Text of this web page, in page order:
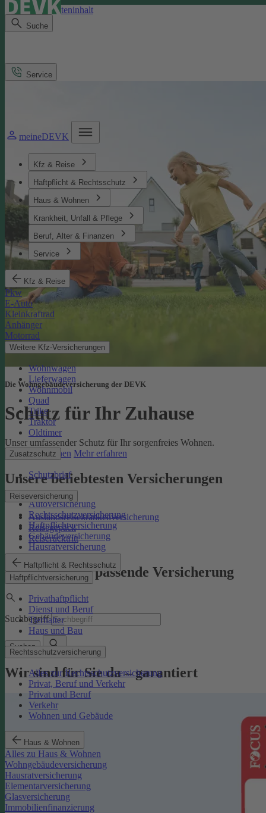
Direkt zum Seiteninhalt
Suche
meineDEVK
Kfz & Reise
Haftpflicht & Rechtsschutz
Haus & Wohnen
Krankheit, Unfall & Pflege
Beruf, Alter & Finanzen
Service
Kfz & Reise
Pkw
E-Auto
Kleinkraftrad
Anhänger
Motorrad
Weitere Kfz-Versicherungen
Wohnwagen
Lieferwagen
Wohnmobil
Quad
Trike
Traktor
Oldtimer
Zusatzschutz
Schutzbrief
Reiseversicherung
Auslandsreisekrankenversicherung
Reisegepäck
Reiserücktritt
Haftpflicht & Rechtsschutz
Haftpflichtversicherung
Privathaftpflicht
Dienst und Beruf
Tierhalter
Haus und Bau
Rechtsschutzversicherung
Alles zur Rechtsschutzversicherung
Privat, Beruf und Verkehr
Privat und Beruf
Verkehr
Wohnen und Gebäude
Haus & Wohnen
Alles zu Haus & Wohnen
Wohngebäudeversicherung
Hausratversicherung
Elementarversicherung
Glasversicherung
Immobilienfinanzierung
Service
Die Wohngebäudeversicherung der DEVK
Schutz für Ihr Zuhause
Unser umfassender Schutz für Ihr sorgenfreies Wohnen.
Online berechnen Mehr erfahren
Unsere beliebtesten Versicherungen
Autoversicherung
Rechtsschutzversicherung
Haftpflichtversicherung
Gebäudeversicherung
Hausratversicherung
Finden Sie die passende Versicherung
Suchbegriff
Suchen
Wir sind für Sie da – garantiert